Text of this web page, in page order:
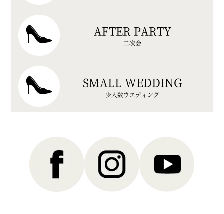
AFTER PARTY
二次会
SMALL WEDDING
少人数ウエディング